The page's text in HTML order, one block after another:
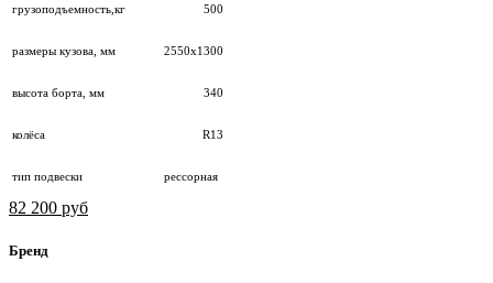
грузоподъемность,кг 500
размеры кузова, мм 2550х1300
высота борта, мм 340
колёса R13
тип подвески рессорная
82 200 руб
Бренд